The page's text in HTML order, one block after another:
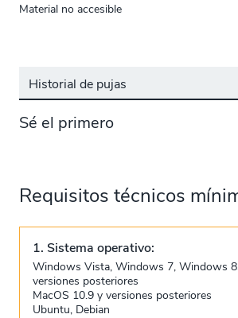
Material no accesible
Historial de pujas
Sé el primero
Requisitos técnicos
1. Sistema operativo:
Windows Vista, Windows 7, Windows
versiones posteriores
MacOS 10.9 y versiones posteriores
Ubuntu, Debian